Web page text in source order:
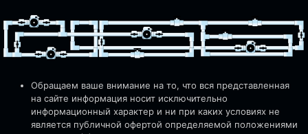
Обращаем ваше внимание на то, что вся представленная
на сайте информация носит исключительно
информационный характер и ни при каких условиях не
является публичной офертой определяемой положениями